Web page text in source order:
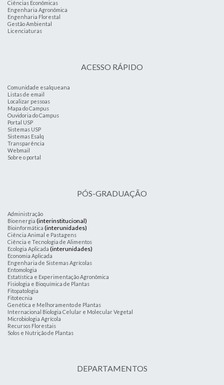
Ciências Econômicas
Engenharia Agronômica
Engenharia Florestal
Gestão Ambiental
Licenciaturas
ACESSO RÁPIDO
Comunidade esalqueana
Listas de email
Localizar pessoas
Mapa do Campus
Ouvidoria do Campus
Portal USP
Sistemas USP
Sistemas Esalq
Transparência
Webmail
Sobre o portal
PÓS-GRADUAÇÃO
Administração
Bioenergia (interinstitucional)
Bioinformática (interunidades)
Ciência Animal e Pastagens
Ciência e Tecnologia de Alimentos
Ecologia Aplicada (interunidades)
Economia Aplicada
Engenharia de Sistemas Agrícolas
Entomologia
Estatística e Experimentação Agronômica
Fisiologia e Bioquímica de Plantas
Fitopatologia
Fitotecnia
Genética e Melhoramento de Plantas
Internacional Biologia Celular e Molecular Vegetal
Microbiologia Agrícola
Recursos Florestais
Solos e Nutrição de Plantas
DEPARTAMENTOS